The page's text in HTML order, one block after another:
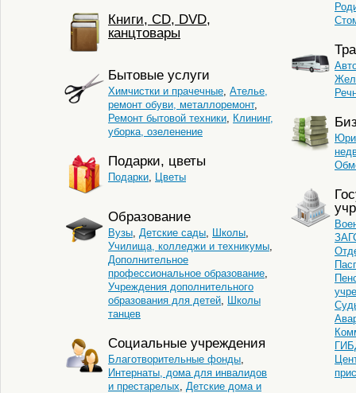
Книги, CD, DVD,
канцтовары
Бытовые услуги
Химчистки и прачечные, Ателье,
ремонт обуви, металлоремонт,
Ремонт бытовой техники, Клининг,
уборка, озеленение
Подарки, цветы
Подарки, Цветы
Образование
Вузы, Детские сады, Школы,
Училища, колледжи и техникумы,
Дополнительное
профессиональное образование,
Учреждения дополнительного
образования для детей, Школы
танцев
Социальные учреждения
Благотворительные фонды,
Интернаты, дома для инвалидов
и престарелых, Детские дома и